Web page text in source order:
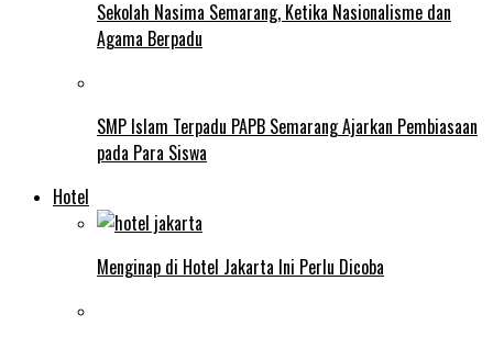
Sekolah Nasima Semarang, Ketika Nasionalisme dan
Agama Berpadu
SMP Islam Terpadu PAPB Semarang Ajarkan Pembiasaan
pada Para Siswa
Hotel
Menginap di Hotel Jakarta Ini Perlu Dicoba